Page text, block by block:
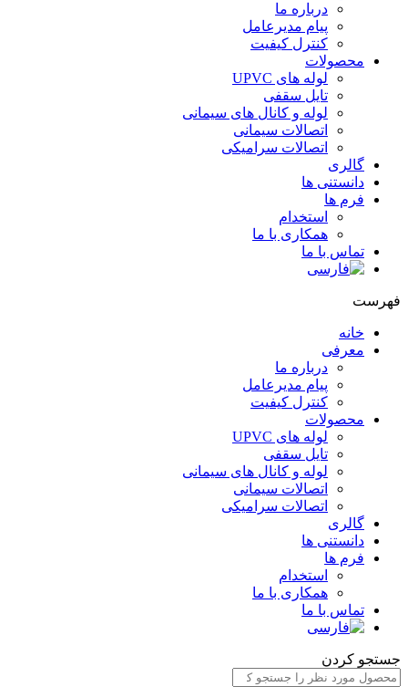
درباره ما
پیام مدیرعامل
کنترل کیفیت
محصولات
لوله های UPVC
تایل سقفی
لوله و کانال های سیمانی
اتصالات سیمانی
اتصالات سرامیکی
گالری
دانستنی ها
فرم ها
استخدام
همکاری با ما
تماس با ما
فهرست
خانه
معرفی
درباره ما
پیام مدیرعامل
کنترل کیفیت
محصولات
لوله های UPVC
تایل سقفی
لوله و کانال های سیمانی
اتصالات سیمانی
اتصالات سرامیکی
گالری
دانستنی ها
فرم ها
استخدام
همکاری با ما
تماس با ما
جستجو کردن